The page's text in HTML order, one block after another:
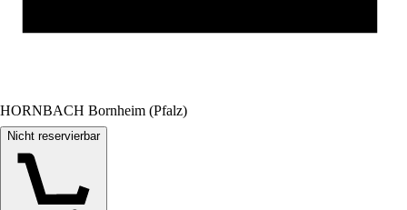
HORNBACH Bornheim (Pfalz)
Nicht reservierbar